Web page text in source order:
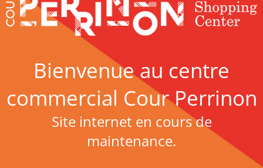
Bienvenue au centre
commercial Cour Perrinon
Site internet en cours de
maintenance.